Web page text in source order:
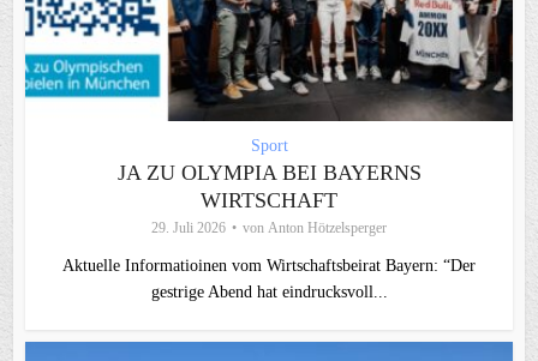
Sport
JA ZU OLYMPIA BEI BAYERNS
WIRTSCHAFT
29. Juli 2026 von Anton Hötzelsperger
Aktuelle Informatioinen vom Wirtschaftsbeirat Bayern: “Der
gestrige Abend hat eindrucksvoll...